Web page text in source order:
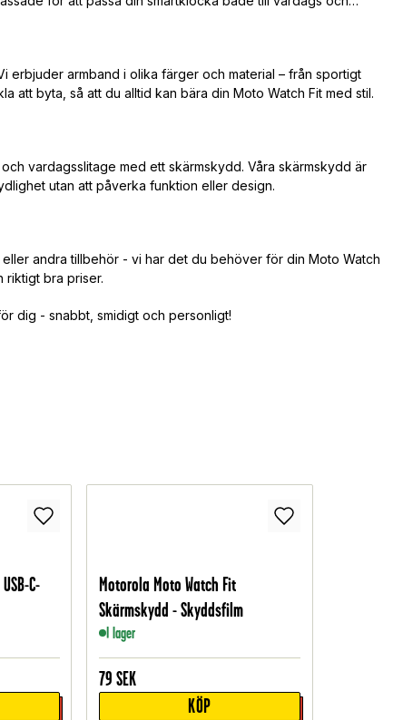
erbjuder armband i olika färger och material – från sportigt
att byta, så att du alltid kan bära din Moto Watch Fit med stil.
vardagsslitage med ett skärmskydd. Våra skärmskydd är
utan att påverka funktion eller design.
andra tillbehör - vi har det du behöver för din Moto Watch
riktigt bra priser.
dig - snabbt, smidigt och personligt!
C-
Motorola Moto Watch Fit
Skärmskydd - Skyddsfilm
I lager
79 SEK
KÖP